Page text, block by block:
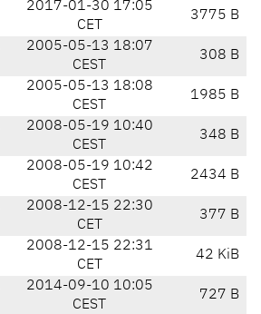
2017-01-30 17:05
CET
3775 B
2005-05-13 18:07
CEST
308 B
2005-05-13 18:08
CEST
1985 B
2008-05-19 10:40
CEST
348 B
2008-05-19 10:42
CEST
2434 B
2008-12-15 22:30
CET
377 B
2008-12-15 22:31
CET
42 KiB
2014-09-10 10:05
CEST
727 B